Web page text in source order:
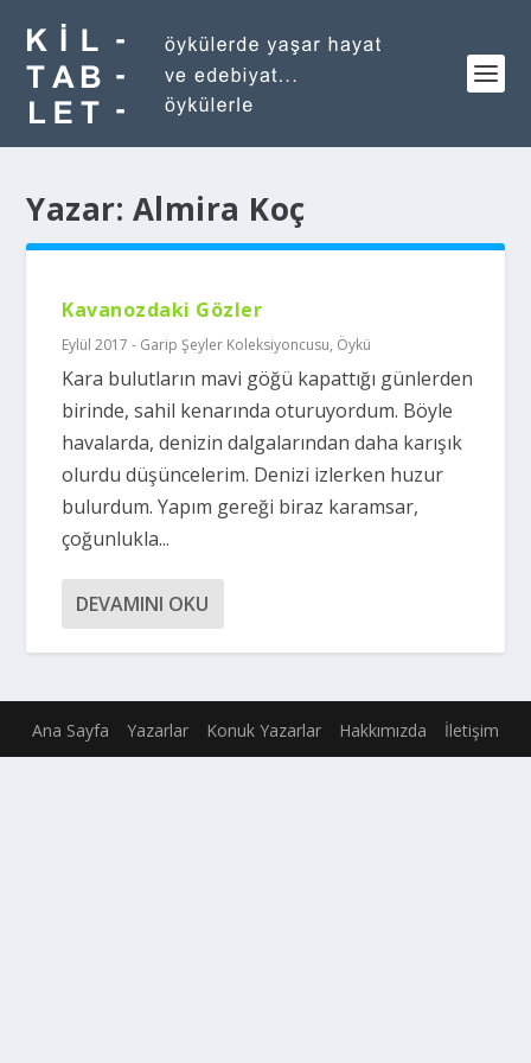
Yazar: Almira Koç
Kavanozdaki Gözler
Eylül 2017 - Garip Şeyler Koleksiyoncusu, Öykü
Kara bulutların mavi göğü kapattığı günlerden
birinde, sahil kenarında oturuyordum. Böyle
havalarda, denizin dalgalarından daha karışık
olurdu düşüncelerim. Denizi izlerken huzur
bulurdum. Yapım gereği biraz karamsar,
çoğunlukla...
DEVAMINI OKU
Ana Sayfa Yazarlar Konuk Yazarlar Hakkımızda İletişim